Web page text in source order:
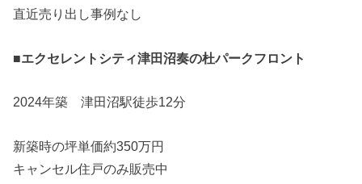
直近売り出し事例なし
■エクセレントシティ津田沼奏の杜パークフロント
2024年築 津田沼駅徒歩12分
新築時の坪単価約350万円
キャンセル住戸のみ販売中